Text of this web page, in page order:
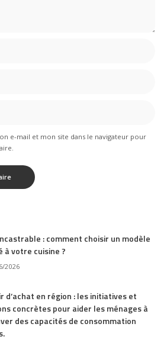
e-mail et mon site dans le navigateur pour
: comment choisir un modèle
à votre cuisine ?
2026
d’achat en région : les initiatives et
concrètes pour aider les ménages à
des capacités de consommation